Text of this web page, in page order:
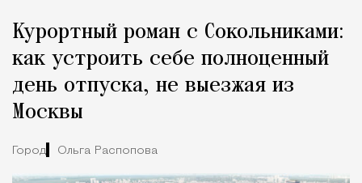
Курортный роман с Сокольниками:
как устроить себе полноценный
день отпуска, не выезжая из
Москвы
Город Ольга Распопова